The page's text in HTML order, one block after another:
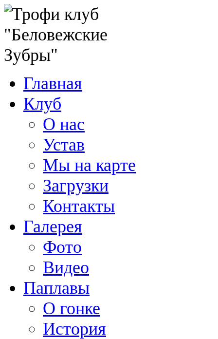
Главная
Клуб
О нас
Устав
Мы на карте
Загрузки
Контакты
Галерея
Фото
Видео
Паплавы
О гонке
История